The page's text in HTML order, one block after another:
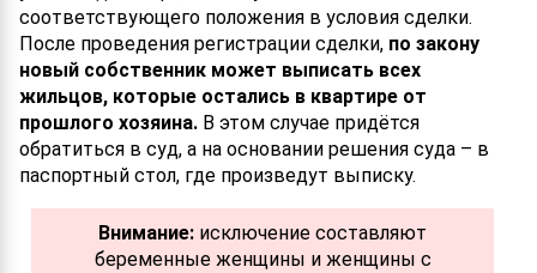
соответствующего положения в условия сделки.
После проведения регистрации сделки, по закону
новый собственник может выписать всех
жильцов, которые остались в квартире от
прошлого хозяина. В этом случае придётся
обратиться в суд, а на основании решения суда – в
паспортный стол, где произведут выписку.
Внимание: исключение составляют
беременные женщины и женщины с